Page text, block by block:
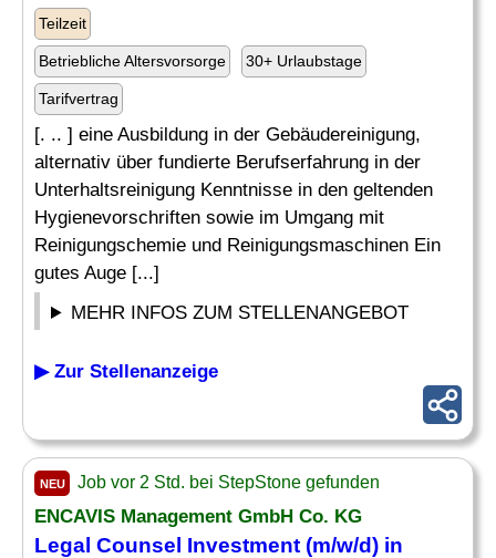
Teilzeit
Betriebliche Altersvorsorge 30+ Urlaubstage
Tarifvertrag
[. .. ] eine Ausbildung in der Gebäudereinigung,
alternativ über fundierte Berufserfahrung in der
Unterhaltsreinigung Kenntnisse in den geltenden
Hygienevorschriften sowie im Umgang mit
Reinigungschemie und Reinigungsmaschinen Ein
gutes Auge [...]
MEHR INFOS ZUM STELLENANGEBOT
▶ Zur Stellenanzeige
NEU Job vor 2 Std. bei StepStone gefunden
ENCAVIS Management GmbH Co. KG
Legal Counsel Investment (m/w/d) in